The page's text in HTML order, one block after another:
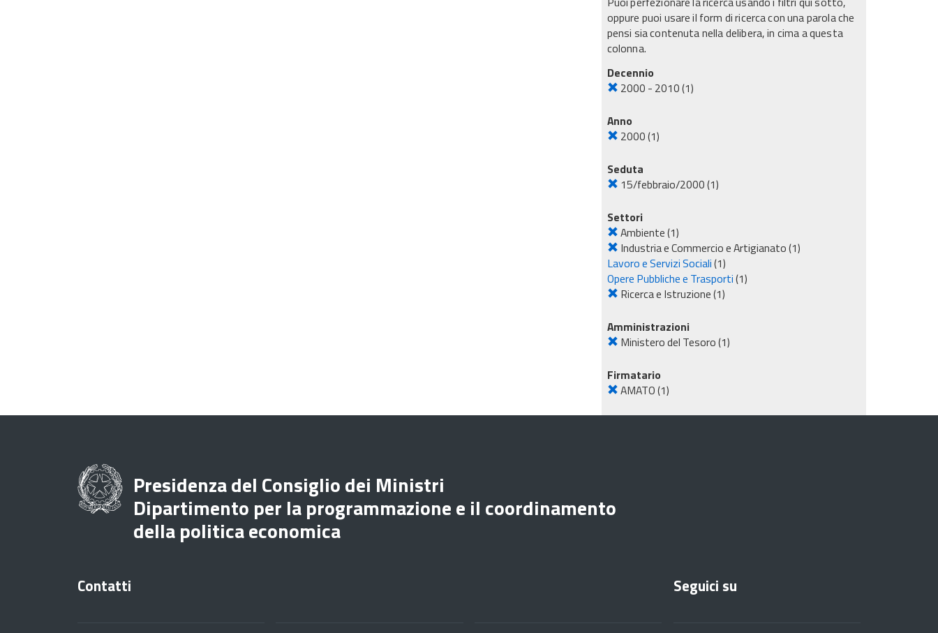
oppure puoi usare il form di ricerca con una parola che
pensi sia contenuta nella delibera, in cima a questa
colonna.
Decennio
2000 - 2010(1)
Anno
2000(1)
Seduta
15/febbraio/2000(1)
Settori
Ambiente(1)
Industria e Commercio e Artigianato(1)
Lavoro e Servizi Sociali(1)
Opere Pubbliche e Trasporti(1)
Ricerca e Istruzione(1)
Amministrazioni
Ministero del Tesoro(1)
Firmatario
AMATO(1)
Presidenza del Consiglio dei Ministri
Dipartimento per la programmazione e il coordinamento
della politica economica
Contatti Seguici su